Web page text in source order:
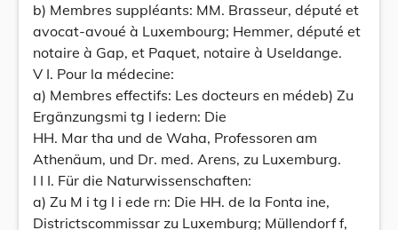
b) Membres suppléants: MM. Brasseur, député et
avocat-avoué à Luxembourg; Hemmer, député et
notaire à Gap, et Paquet, notaire à Useldange.
V I. Pour la médecine:
a) Membres effectifs: Les docteurs en médeb) Zu
Ergänzungsmi tg l iedern: Die
HH. Mar tha und de Waha, Professoren am
Athenäum, und Dr. med. Arens, zu Luxemburg.
I I I. Für die Naturwissenschaften:
a) Zu M i tg l i ede rn: Die HH. de Ia Fonta ine,
Districtscommissar zu Luxemburg; Müllendorf f,